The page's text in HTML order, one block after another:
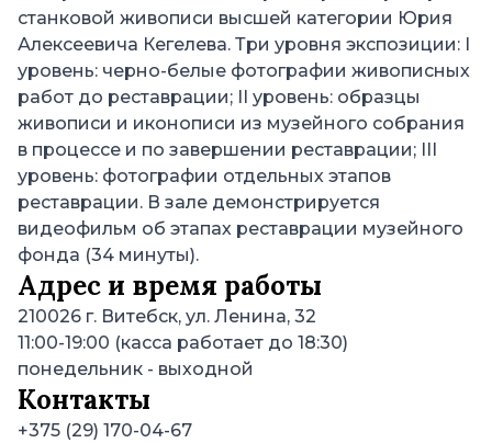
станковой живописи высшей категории Юрия
Алексеевича Кегелева. Три уровня экспозиции: I
уровень: черно-белые фотографии живописных
работ до реставрации; II уровень: образцы
живописи и иконописи из музейного собрания
в процессе и по завершении реставрации; III
уровень: фотографии отдельных этапов
реставрации. В зале демонстрируется
видеофильм об этапах реставрации музейного
фонда (34 минуты).
Адрес и время работы
210026 г. Витебск, ул. Ленина, 32
11:00-19:00 (касса работает до 18:30)
понедельник - выходной
Контакты
+375 (29) 170-04-67